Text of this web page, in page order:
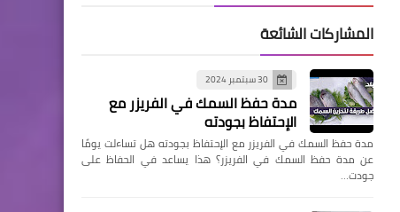
المشاركات الشائعة
30 سبتمبر 2024
مدة حفظ السمك في الفريزر مع
الإحتفاظ بجودته
مدة حفظ السمك في الفريزر مع الإحتفاظ بجودته هل تساءلت يومًا
عن مدة حفظ السمك في الفريزر؟ هذا يساعد في الحفاظ على
جودت…